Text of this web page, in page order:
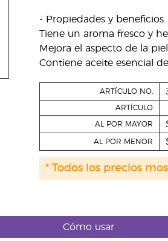
- Propiedades y beneficios
Tiene un aroma fresco y
Mejora el aspecto de la piel.
Contiene aceite esencial
ARTÍCULO NO.
ARTÍCULO
AL POR MAYOR
AL POR MENOR
* Todos los precios
Cómo usar